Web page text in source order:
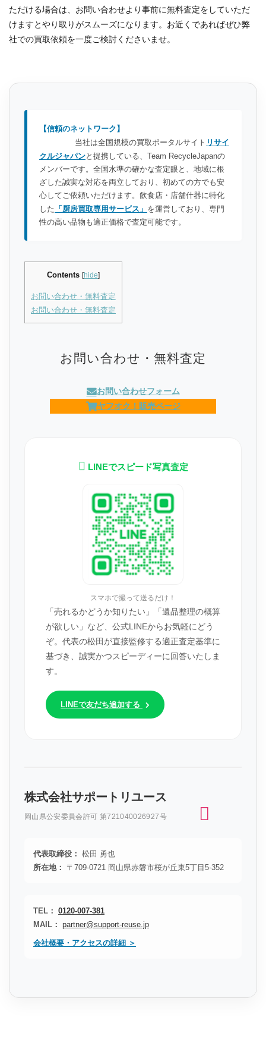
ただける場合は、お問い合わせより事前に無料査定をしていただ
けますとやり取りがスムーズになります。お近くであればぜひ弊
社での買取依頼を一度ご検討くださいませ。
【信頼のネットワーク】
当社は全国規模の買取ポータルサイト リサイ
クルジャパンと提携している、Team RecycleJapanの
メンバーです。全国水準の確かな査定眼と、地域に根
ざした誠実な対応を両立しており、初めての方でも安
心してご依頼いただけます。飲食店・店舗什器に特化
した 「厨房買取専用サービス」 を運営しており、専門
性の高い品物も適正価格で査定可能です。
Contents [hide]
お問い合わせ・無料査定
お問い合わせ・無料査定
お問い合わせ・無料査定
お問い合わせフォーム
ヤフオク！販売ページ
LINEでスピード写真査定
スマホで撮って送るだけ！
「売れるかどうか知りたい」「遺品整理の概算
が欲しい」など、公式LINEからお気軽にどう
ぞ。代表の松田が直接監修する適正査定基準に
基づき、誠実かつスピーディーに回答いたしま
す。
LINEで友だち追加する
株式会社サポートリユース
岡山県公安委員会許可 第721040026927号
代表取締役： 松田 勇也
所在地：
〒709-0721 岡山県赤磐市桜が丘東5丁目5-352
TEL： 0120-007-381
MAIL： partner@support-reuse.jp
会社概要・アクセスの詳細 ＞